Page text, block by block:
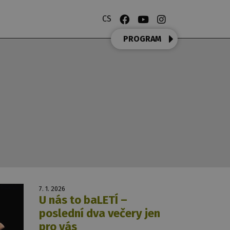
CS
PROGRAM
7. 1. 2026
U nás to baLETÍ –
poslední dva večery jen
pro vás